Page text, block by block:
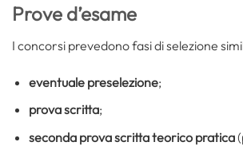
Prove d’esame
I concorsi prevedono fasi di selezione
eventuale preselezione;
prova scritta;
seconda prova scritta teorico pratica